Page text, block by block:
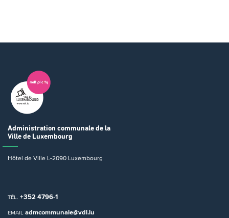
Administration communale de la
Ville de Luxembourg
Hôtel de Ville L-2090 Luxembourg
TÉL. +352 4796-1
EMAIL admcommunale@vdl.lu